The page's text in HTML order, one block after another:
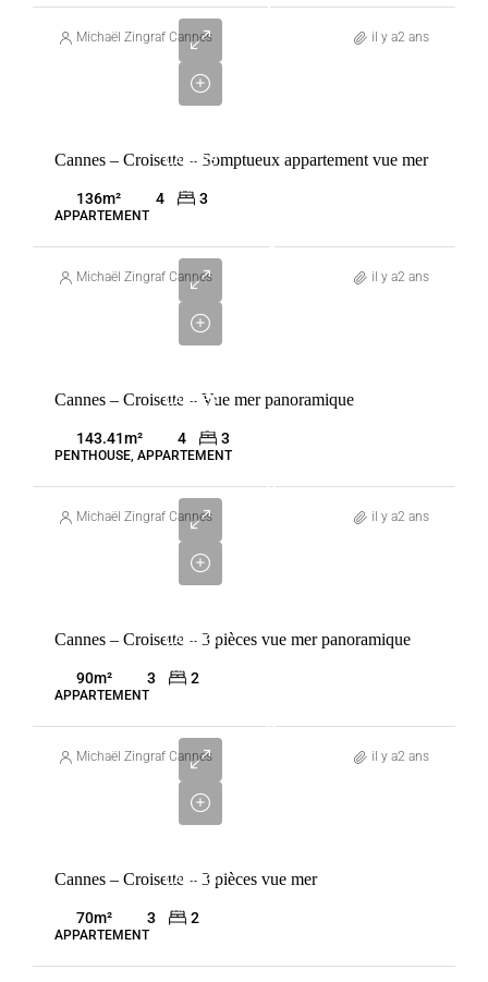
Michaël Zingraf Cannes il y a2 ans
CANNES
FRANCE
6
Cannes – Croisette – Somptueux appartement vue mer
136m² 4 3
APPARTEMENT
Michaël Zingraf Cannes il y a2 ans
CANNES
FRANCE
4
Cannes – Croisette – Vue mer panoramique
143.41m² 4 3
PENTHOUSE, APPARTEMENT
Michaël Zingraf Cannes il y a2 ans
CANNES
FRANCE
3
Cannes – Croisette – 3 pièces vue mer panoramique
90m² 3 2
APPARTEMENT
Michaël Zingraf Cannes il y a2 ans
CANNES
FRANCE
2
Cannes – Croisette – 3 pièces vue mer
70m² 3 2
APPARTEMENT